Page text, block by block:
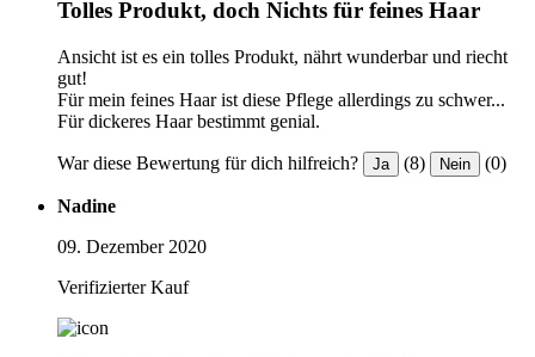
Tolles Produkt, doch Nichts für feines Haar
Ansicht ist es ein tolles Produkt, nährt wunderbar und riecht
gut!
Für mein feines Haar ist diese Pflege allerdings zu schwer...
Für dickeres Haar bestimmt genial.
War diese Bewertung für dich hilfreich? Ja (8) Nein (0)
Nadine
09. Dezember 2020
Verifizierter Kauf